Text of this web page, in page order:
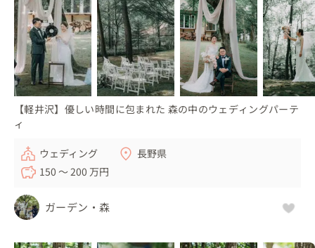
【軽井沢】優しい時間に包まれた 森の中のウェディングパーテ
ィ
ウェディング
長野県
150 〜 200 万円
ガーデン・森